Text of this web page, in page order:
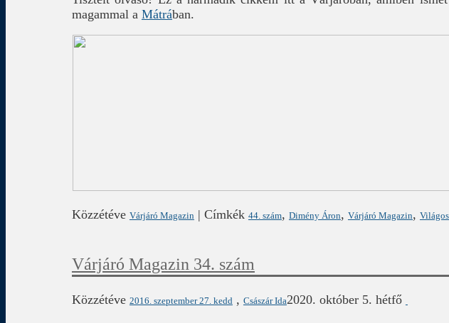
magammal a Mátrában.
Közzétéve Várjáró Magazin| Címkék 44. szám, Dimény Áron, Várjáró Magazin,
Várjáró Magazin 34. szám
Közzétéve 2016. szeptember 27. kedd , Császár Ida2020. október 5. hétfő